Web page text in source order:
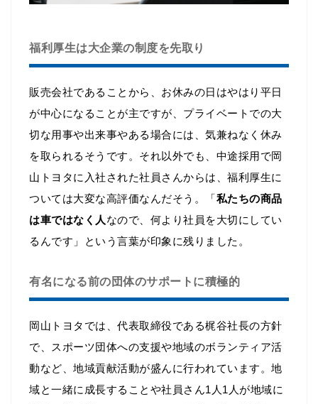
福利厚生は大企業の制度を先取り
販売会社であることから、お休みの日はやはり平日
が中心になることが主ですが、プライベートでの大
切な用事や出来事やある場合には、気兼ねなく休み
を取られるそうです。それ以外でも、中途採用で岡
山トヨタに入社された社員さんからは、福利厚生に
ついては大変な高評価なんだそう。「私たちの商品
は車ではなく人 なので、何より社員を大切にしてい
るんです」という言葉が印象に残りました。
有名になる前の団体のサポートに積極的
岡山トヨタでは、代表取締役である梶谷社長の方針
で、スポーツ団体への支援や地域のボランティア活
動など、地域貢献活動が盛んに行われています。地
域と一緒に成長することや社員さん1人1人が地域に